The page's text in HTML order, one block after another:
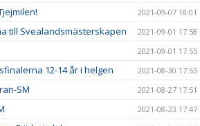
2021-09-07 18:01
till Svealandsmästerskapen 2021-09-01 17:58
2021-09-01 17:55
12-14 år i helgen 2021-08-30 17:53
SM 2021-08-27 17:51
2021-08-23 17:47